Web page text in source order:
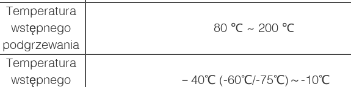
Temperatura
wstępnego
podgrzewania
80 ℃ ~ 200 ℃
Temperatura
wstępnego
－40℃ (-60℃/-75℃)～-10℃